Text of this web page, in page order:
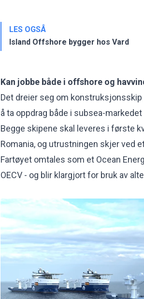
LES OGSÅ
Island Offshore bygger hos Vard
Kan jobbe både i offshore og
Det dreier seg om
å ta oppdrag både i subsea-
Begge skipene skal leveres i første
Romania, og utrustningen skjer ved
Fartøyet omtales som et Ocean
OECV - og blir klargjort for bruk av